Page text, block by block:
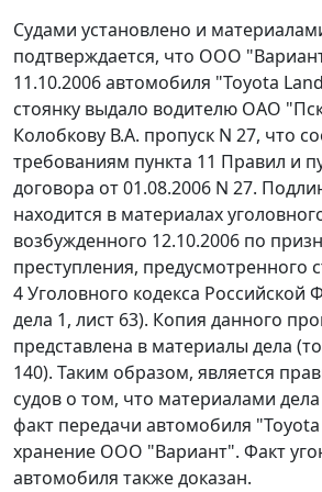
Судами установлено и
подтверждается, что ООО
11.10.2006 автомобиля "Toyota
стоянку выдало водителю ОАО
Колобкову В.А. пропуск N 27, что
требованиям пункта 11 Правил и
договора от 01.08.2006 N 27.
находится в материалах
возбужденного 12.10.2006 по
преступления, предусмотренного
4Уголовного кодекса Российской
дела 1, лист 63). Копия данного
представлена в материалы дела
140). Таким образом, является
судов о том, что материалами
факт передачи автомобиля
хранение ООО "Вариант". Факт
автомобиля также доказан.